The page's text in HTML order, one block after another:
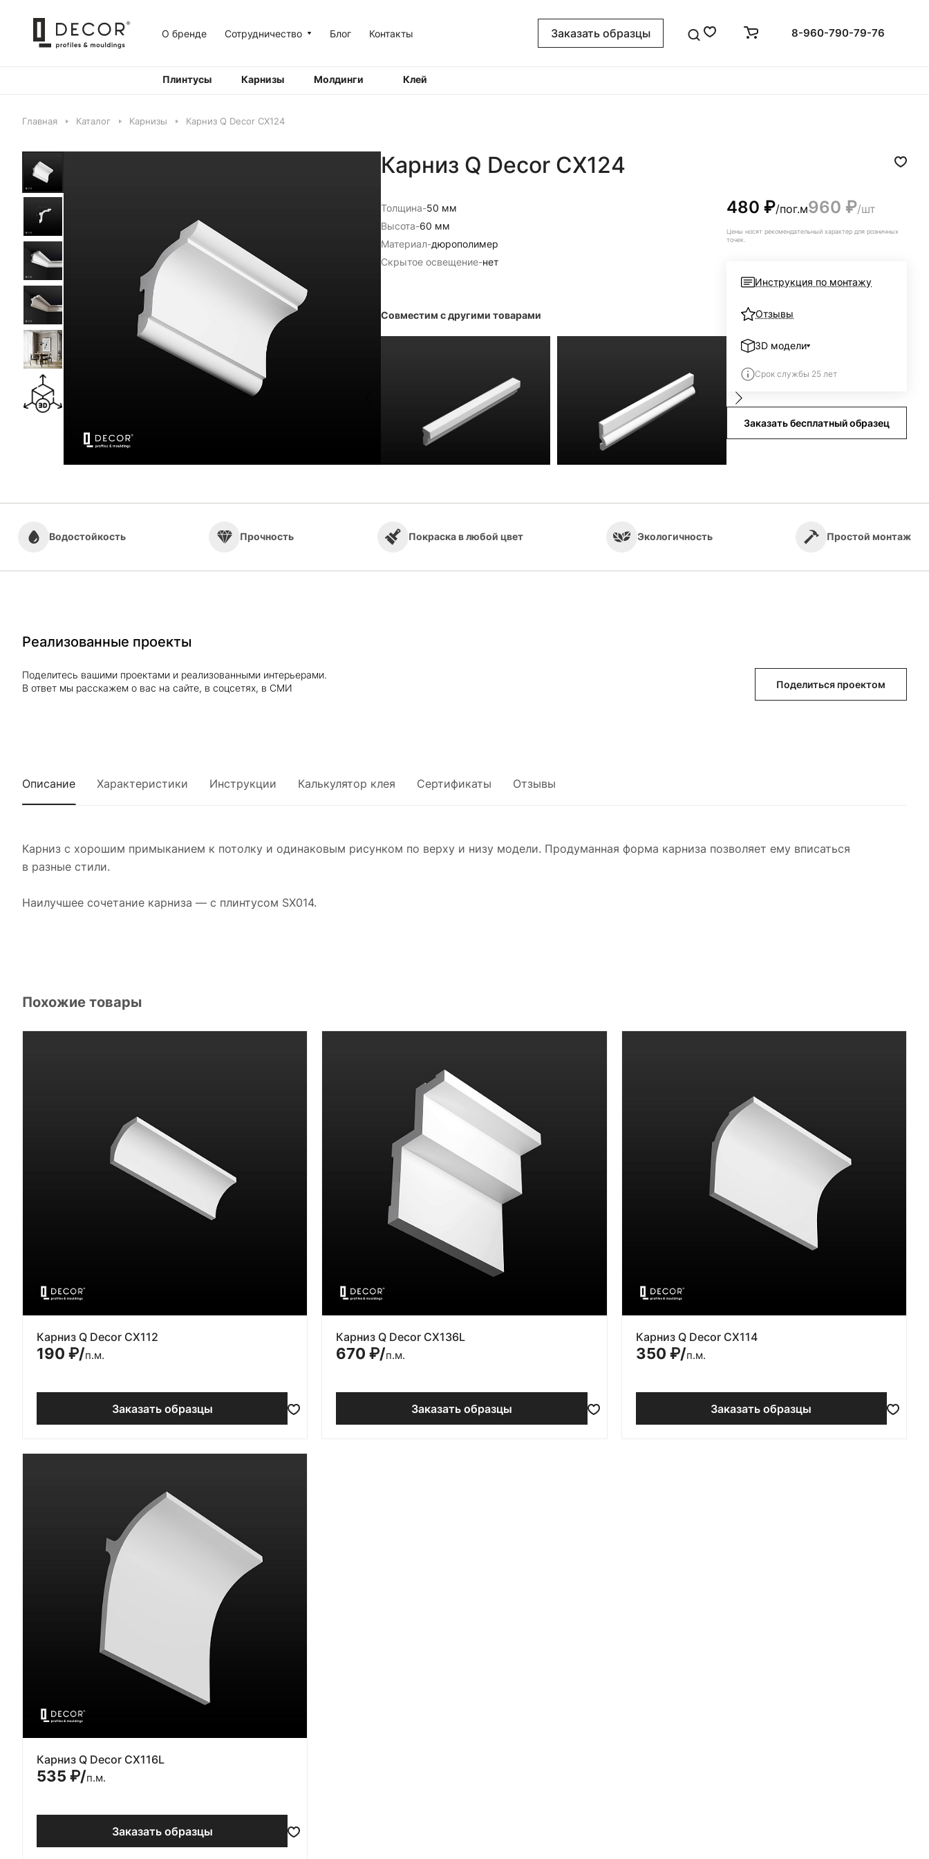
О бренде Сотрудничество Блог Контакты Заказать образцы 8-960-790-79-76
Плинтусы Карнизы Молдинги Клей
Главная Каталог Карнизы Карниз Q Decor CX124
Карниз Q Decor CX124
Толщина-50 мм
Высота-60 мм
Материал-дюрополимер
Скрытое освещение-нет
Совместим с другими товарами
480 ₽/пог.м960 ₽/шт
Цены носят рекомендательный характер для розничных
точек.
Инструкция по монтажу
Отзывы
3D модели
СХ124.dxf
СХ124.stl
Срок службы 25 лет
Заказать бесплатный образец
Водостойкость Прочность Покраска в любой цвет Экологичность Простой монтаж
Реализованные проекты
Поделитесь вашими проектами и реализованными интерьерами.
В ответ мы расскажем о вас на сайте, в соцсетях, в СМИ
Поделиться проектом
Описание Характеристики Инструкции Калькулятор клея Сертификаты Отзывы
Карниз с хорошим примыканием к потолку и одинаковым рисунком по верху и низу модели. Продуманная форма карниза позволяет ему вписаться
в разные стили.
Наилучшее сочетание карниза — с плинтусом SX014.
Похожие товары
Карниз Q Decor CX112
190 ₽/п.м.
Заказать образцы
Карниз Q Decor CX136L
670 ₽/п.м.
Заказать образцы
Карниз Q Decor CX114
350 ₽/п.м.
Заказать образцы
Карниз Q Decor CX116L
535 ₽/п.м.
Заказать образцы